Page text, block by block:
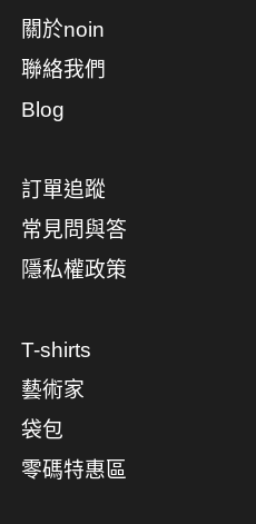
關於noin
聯絡我們
Blog
訂單追蹤
常見問與答
隱私權政策
T-shirts
藝術家
袋包
零碼特惠區